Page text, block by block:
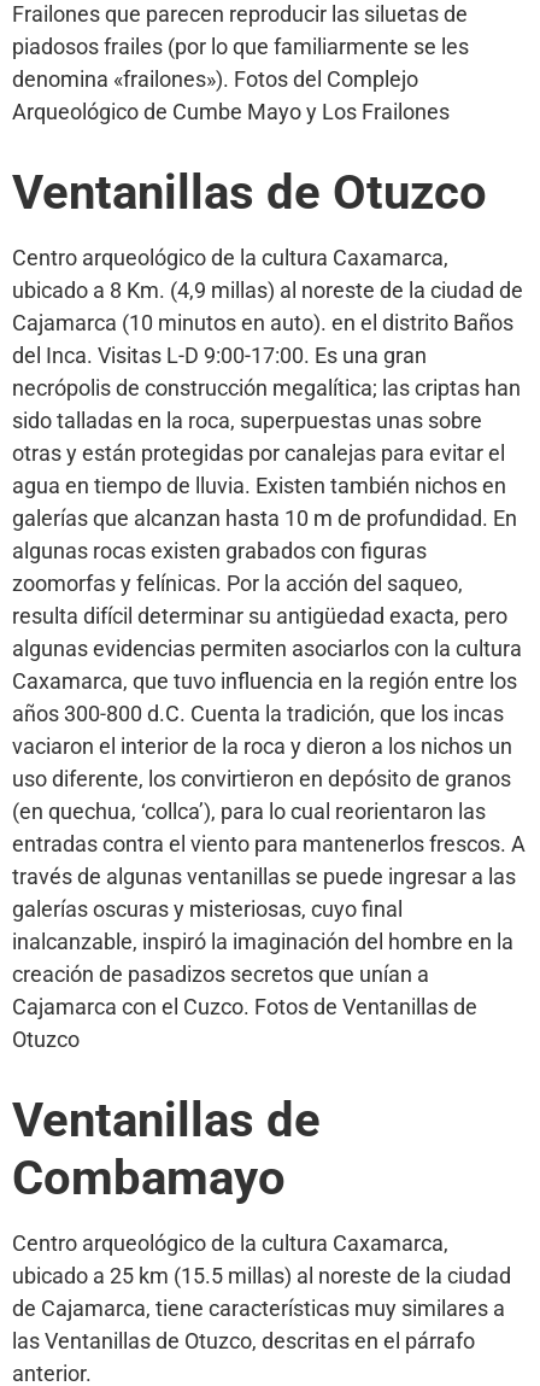
Frailones que parecen reproducir las siluetas de
piadosos frailes (por lo que familiarmente se les
denomina «frailones»). Fotos del Complejo
Arqueológico de Cumbe Mayo y Los Frailones
Ventanillas de Otuzco
Centro arqueológico de la cultura Caxamarca,
ubicado a 8 Km. (4,9 millas) al noreste de la ciudad de
Cajamarca (10 minutos en auto). en el distrito Baños
del Inca. Visitas L-D 9:00-17:00. Es una gran
necrópolis de construcción megalítica; las criptas han
sido talladas en la roca, superpuestas unas sobre
otras y están protegidas por canalejas para evitar el
agua en tiempo de lluvia. Existen también nichos en
galerías que alcanzan hasta 10 m de profundidad. En
algunas rocas existen grabados con figuras
zoomorfas y felínicas. Por la acción del saqueo,
resulta difícil determinar su antigüedad exacta, pero
algunas evidencias permiten asociarlos con la cultura
Caxamarca, que tuvo influencia en la región entre los
años 300-800 d.C. Cuenta la tradición, que los incas
vaciaron el interior de la roca y dieron a los nichos un
uso diferente, los convirtieron en depósito de granos
(en quechua, ‘collca’), para lo cual reorientaron las
entradas contra el viento para mantenerlos frescos. A
través de algunas ventanillas se puede ingresar a las
galerías oscuras y misteriosas, cuyo final
inalcanzable, inspiró la imaginación del hombre en la
creación de pasadizos secretos que unían a
Cajamarca con el Cuzco. Fotos de Ventanillas de
Otuzco
Ventanillas de
Combamayo
Centro arqueológico de la cultura Caxamarca,
ubicado a 25 km (15.5 millas) al noreste de la ciudad
de Cajamarca, tiene características muy similares a
las Ventanillas de Otuzco, descritas en el párrafo
anterior.